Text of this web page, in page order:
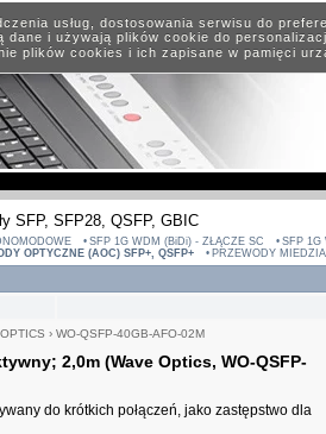
usług, dostosowania serwisu do
dane i używają plików cookie do
plików cookies i ich zapisane w pamięci
SFP, SFP28, QSFP, GBIC
SFP 1G WDM (BiDi) - ZŁĄCZE SC SFP 1G
OPTYCZNE (AOC) SFP+, QSFP+ PRZEWODY
› WO-QSFP-40GB-AFO-02M
2,0m (Wave Optics, WO-QSFP-
do krótkich połączeń, jako zastępstwo dla